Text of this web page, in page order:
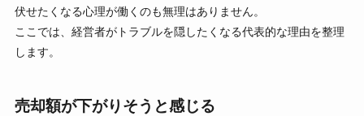
伏せたくなる心理が働くのも無理はありません。
ここでは、経営者がトラブルを隠したくなる代表的な理由を整理
します。
売却額が下がりそうと感じる